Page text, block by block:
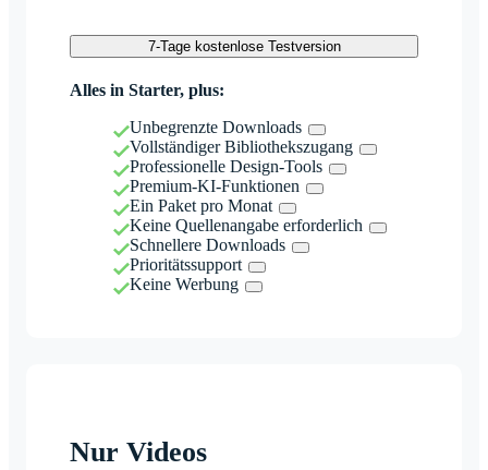
7-Tage kostenlose Testversion
Alles in Starter, plus:
Unbegrenzte Downloads
Vollständiger Bibliothekszugang
Professionelle Design-Tools
Premium-KI-Funktionen
Ein Paket pro Monat
Keine Quellenangabe erforderlich
Schnellere Downloads
Prioritätssupport
Keine Werbung
Nur Videos